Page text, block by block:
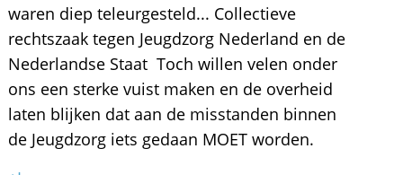
waren diep teleurgesteld... Collectieve
rechtszaak tegen Jeugdzorg Nederland en de
Nederlandse Staat Toch willen velen onder
ons een sterke vuist maken en de overheid
laten blijken dat aan de misstanden binnen
de Jeugdzorg iets gedaan MOET worden.